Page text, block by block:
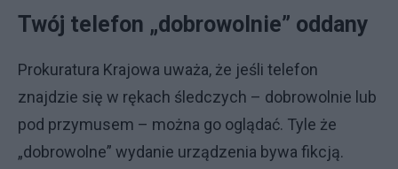
Twój telefon „dobrowolnie” oddany
Prokuratura Krajowa uważa, że jeśli telefon
znajdzie się w rękach śledczych – dobrowolnie lub
pod przymusem – można go oglądać. Tyle że
„dobrowolne” wydanie urządzenia bywa fikcją.